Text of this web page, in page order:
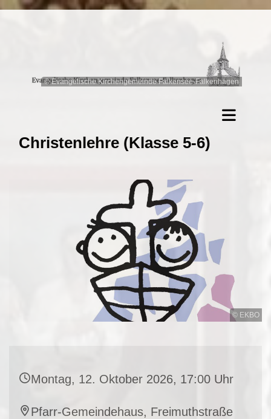
© Evangelische Kirchengemeinde Falkensee-Falkenhagen
Christenlehre (Klasse 5-6)
© EKBO
Montag, 12. Oktober 2026, 17:00 Uhr
Pfarr-Gemeindehaus, Freimuthstraße